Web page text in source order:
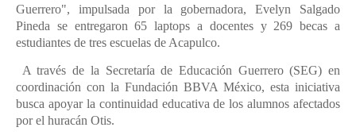
Guerrero", impulsada por la gobernadora, Evelyn Salgado
Pineda se entregaron 65 laptops a docentes y 269 becas a
estudiantes de tres escuelas de Acapulco.
A través de la Secretaría de Educación Guerrero (SEG) en
coordinación con la Fundación BBVA México, esta iniciativa
busca apoyar la continuidad educativa de los alumnos afectados
por el huracán Otis.